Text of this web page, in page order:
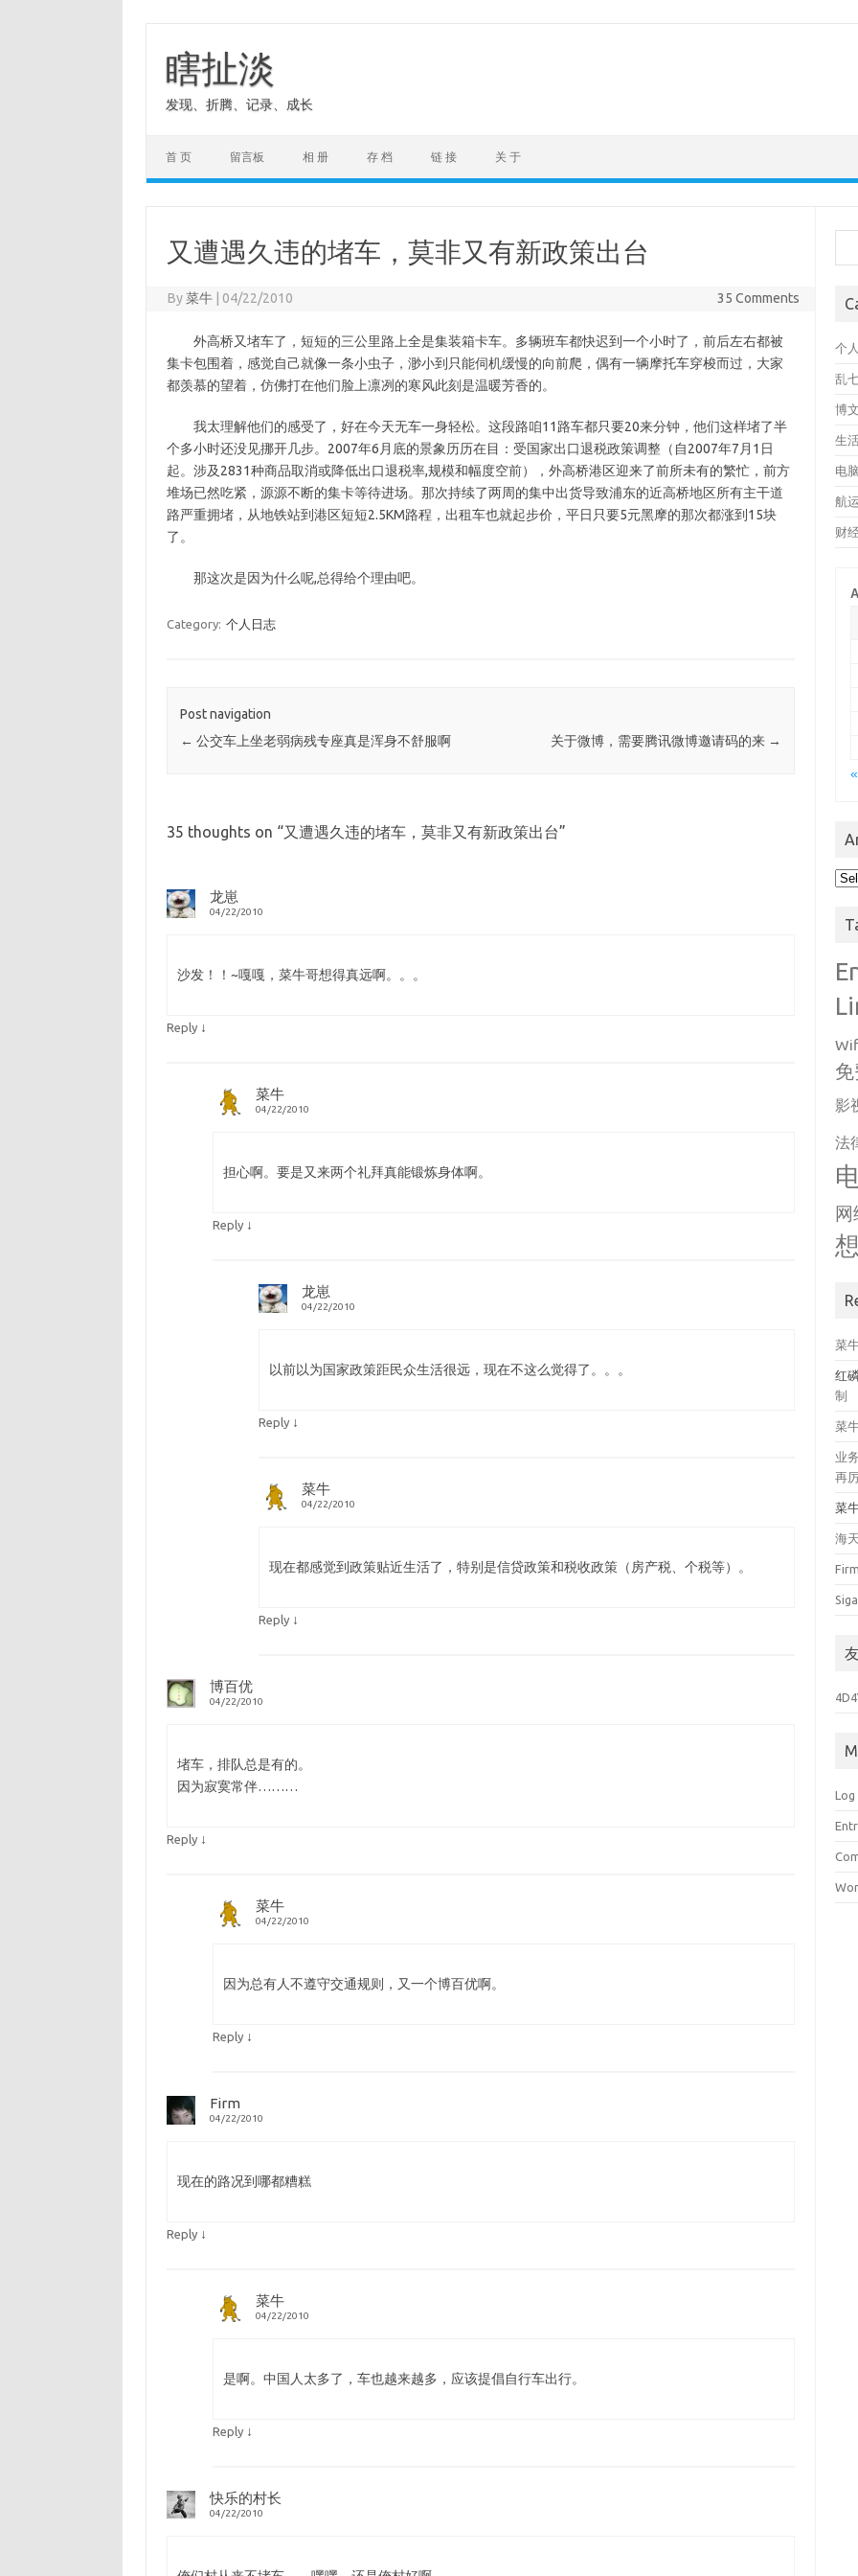
content
瞎扯淡
发现、折腾、记录、成长
首 页 留言板 相 册 存 档 链 接 关 于
又遭遇久违的堵车，莫非又有新政策出台
By菜牛 04/22/2010 35 Comments
外高桥又堵车了，短短的三公里路上全是集装箱卡车。多辆班车都快迟到一个小时了，前后左右都被
集卡包围着，感觉自己就像一条小虫子，渺小到只能伺机缓慢的向前爬，偶有一辆摩托车穿梭而过，大家
都羡慕的望着，仿佛打在他们脸上凛冽的寒风此刻是温暖芳香的。
我太理解他们的感受了，好在今天无车一身轻松。这段路咱11路车都只要20来分钟，他们这样堵了半
个多小时还没见挪开几步。2007年6月底的景象历历在目：受国家出口退税政策调整（自2007年7月1日
起。涉及2831种商品取消或降低出口退税率,规模和幅度空前），外高桥港区迎来了前所未有的繁忙，前方
堆场已然吃紧，源源不断的集卡等待进场。那次持续了两周的集中出货导致浦东的近高桥地区所有主干道
路严重拥堵，从地铁站到港区短短2.5KM路程，出租车也就起步价，平日只要5元黑摩的那次都涨到15块
了。
那这次是因为什么呢,总得给个理由吧。
Category: 个人日志
Post navigation
← 公交车上坐老弱病残专座真是浑身不舒服啊 关于微博，需要腾讯微博邀请码的来 →
35 thoughts on “又遭遇久违的堵车，莫非又有新政策出台”
龙崽
04/22/2010
沙发！！~嘎嘎，菜牛哥想得真远啊。。。
Reply ↓
菜牛
04/22/2010
担心啊。要是又来两个礼拜真能锻炼身体啊。
Reply ↓
龙崽
04/22/2010
以前以为国家政策距民众生活很远，现在不这么觉得了。。。
Reply ↓
菜牛
04/22/2010
现在都感觉到政策贴近生活了，特别是信贷政策和税收政策（房产税、个税等）。
Reply ↓
博百优
04/22/2010
堵车，排队总是有的。
因为寂寞常伴………
Reply ↓
菜牛
04/22/2010
因为总有人不遵守交通规则，又一个博百优啊。
Reply ↓
Firm
04/22/2010
现在的路况到哪都糟糕
Reply ↓
菜牛
04/22/2010
是啊。中国人太多了，车也越来越多，应该提倡自行车出行。
Reply ↓
快乐的村长
04/22/2010
个
乱
博
生
电
航
财
影
法
菜
红
制
菜
业
再
菜
海
Log